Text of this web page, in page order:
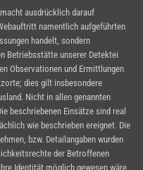
ausdrücklich darauf
namentlich aufgeführten
handelt, sondern
Betriebsstätte unserer Detektei
Observationen und Ermittlungen
dies gilt insbesondere
Nicht in allen genannten
beschriebenen Einsätze sind real
wie beschrieben ereignet. Die
bzw. Detailangaben wurden
der Betroffenen
Identität möglich gewesen wäre.